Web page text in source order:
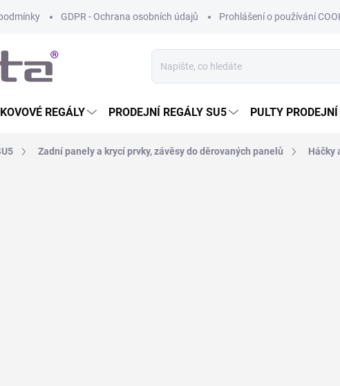
GDPR - Ochrana osobních údajů Prohlášení o používání
KOVOVÉ REGÁLY PRODEJNÍ REGÁLY SU5 PULTY
Zadní panely a krycí prvky, závěsy do děrovaných panelů Háčky